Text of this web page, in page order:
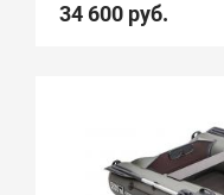
Тип дна
34 600 руб.